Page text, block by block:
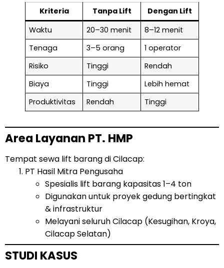
Kriteria Tanpa Lift
Dengan Lift
Waktu
20–30 menit
8–12 menit
Tenaga
3–5 orang
1 operator
Risiko
Tinggi
Rendah
Biaya
Tinggi
Lebih hemat
Produktivitas
Rendah Tinggi
Area Layanan PT. HMP
Tempat sewa lift barang di Cilacap:
PT Hasil Mitra Pengusaha
Spesialis lift barang kapasitas 1–4 ton
Digunakan untuk proyek gedung bertingkat
& infrastruktur
Melayani seluruh Cilacap (Kesugihan, Kroya,
Cilacap Selatan)
STUDI KASUS